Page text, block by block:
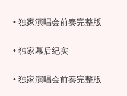
• 独家演唱会前奏完整版
• 独家幕后纪实
• 独家演唱会前奏完整版